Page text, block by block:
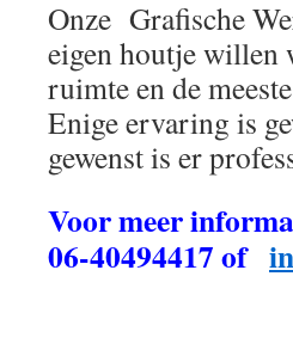
Onze Grafische
eigen houtje willen
ruimte en de
Enige ervaring is
gewenst is er
Voor meer
06-40494417 of